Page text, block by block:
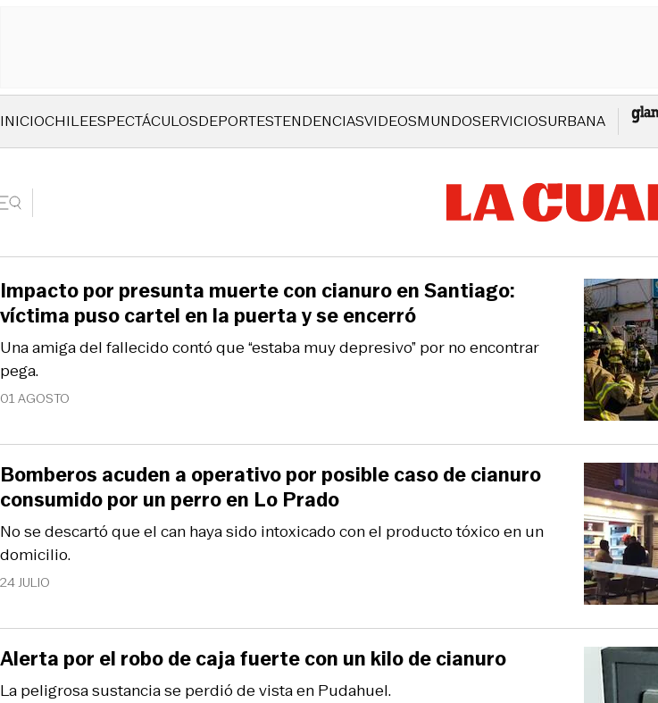
INICIOCHILEESPECTÁCULOSDEPORTESTENDENCIASVIDEOSMUNDOSERVICIOSURBANA
01 AGOSTO
Una amiga del fallecido contó que “estaba muy depresivo” por no encontrar
pega.
Impacto por presunta muerte con cianuro en Santiago:
víctima puso cartel en la puerta y se encerró
24 JULIO
No se descartó que el can haya sido intoxicado con el producto tóxico en un
domicilio.
Bomberos acuden a operativo por posible caso de cianuro
consumido por un perro en Lo Prado
La peligrosa sustancia se perdió de vista en Pudahuel.
Alerta por el robo de caja fuerte con un kilo de cianuro